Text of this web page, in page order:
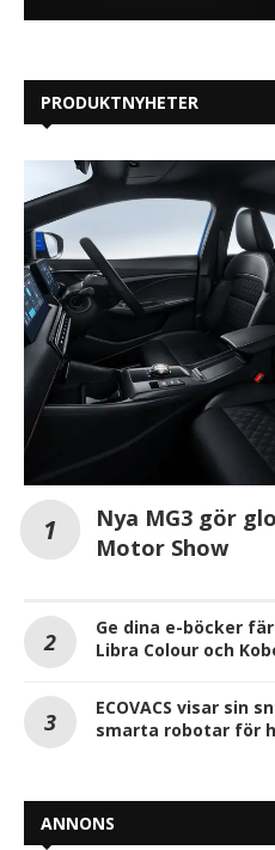
PRODUKTNYHETER
Nya MG3 gör
Motor Show
Ge dina e-böcker
Libra Colour och
ECOVACS visar sin
smarta robotar för
ANNONS